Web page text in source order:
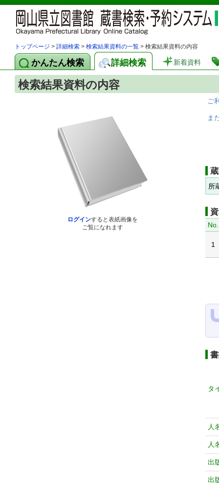
トップページ > 詳細検索 > 検索結果資料の一覧 > 検索結果資料の内容
かんたん検索 詳細検索 新着資料
検索結果資料の内容
ログインすると表紙画像を
ご覧になれます
ご
ま
所
No.
1
タ
人
人
出
出